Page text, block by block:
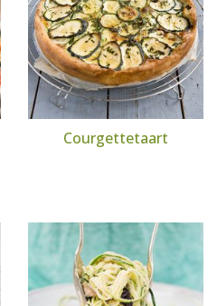
Courgettetaart